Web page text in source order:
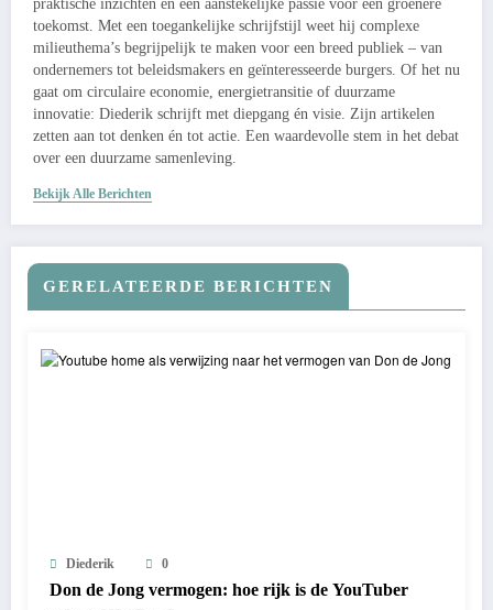
praktische inzichten en een aanstekelijke passie voor een groenere
toekomst. Met een toegankelijke schrijfstijl weet hij complexe
milieuthema’s begrijpelijk te maken voor een breed publiek – van
ondernemers tot beleidsmakers en geïnteresseerde burgers. Of het nu
gaat om circulaire economie, energietransitie of duurzame
innovatie: Diederik schrijft met diepgang én visie. Zijn artikelen
zetten aan tot denken én tot actie. Een waardevolle stem in het debat
over een duurzame samenleving.
Bekijk Alle Berichten
GERELATEERDE BERICHTEN
Diederik 0
Don de Jong vermogen: hoe rijk is de YouTuber